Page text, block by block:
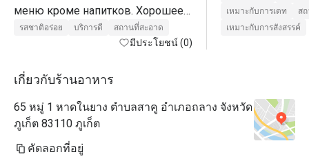
меню кроме напитков. Хорошее
обслуживаем
รสชาติอร่อย บริการดี สถานที่สะอาด
มีประโยชน์ (0)
เหมาะกับการเดท
ส
เหมาะกับการสังสรรค์
เกี่ยวกับร้านอาหาร
65 หมู่ 1 หาดในยาง ตำบลสาคู อำเภอถลาง จังหวัด
ภูเก็ต 83110 ภูเก็ต
คัดลอกที่อยู่